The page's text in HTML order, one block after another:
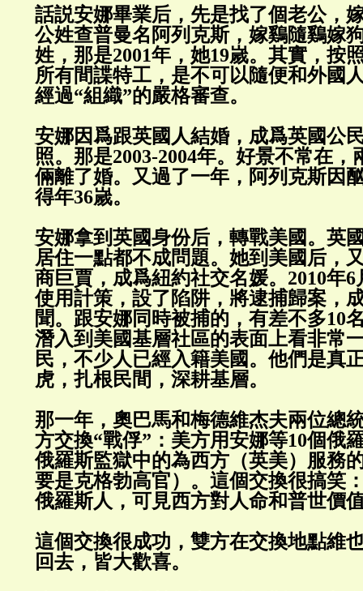
話説安娜畢業后，先是找了個老公，
公姓查普曼名阿列克斯，嫁鷄隨鷄嫁
姓，那是2001年，她19嵗。其實，按
所有間諜特工，是不可以隨便和外國
經過“組織”的嚴格審查。
安娜因爲跟英國人結婚，成爲英國公
照。那是2003-2004年。好景不常在，
倆離了婚。又過了一年，阿列克斯因
得年36嵗。
安娜拿到英國身份后，轉戰美國。英
居住一點都不成問題。她到美國后，
商巨賈，成爲紐約社交名媛。2010年
使用計策，設了陷阱，將逮捕歸案，
聞。跟安娜同時被捕的，有差不多10
潛入到美國基層社區的表面上看非常
民，不少人已經入籍美國。他們是真
虎，扎根民間，深耕基層。
那一年，奧巴馬和梅德維杰夫兩位總
方交換“戰俘”：美方用安娜等10個俄
俄羅斯監獄中的為西方（英美）服務
要是克格勃高官）。這個交換很搞笑
俄羅斯人，可見西方對人命和普世價
這個交換很成功，雙方在交換地點維
回去，皆大歡喜。